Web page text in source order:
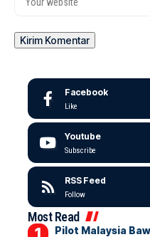
Facebook
Like
Youtube
Subscribe
RSS Feed
Follow
Most Read
Pilot Malaysia